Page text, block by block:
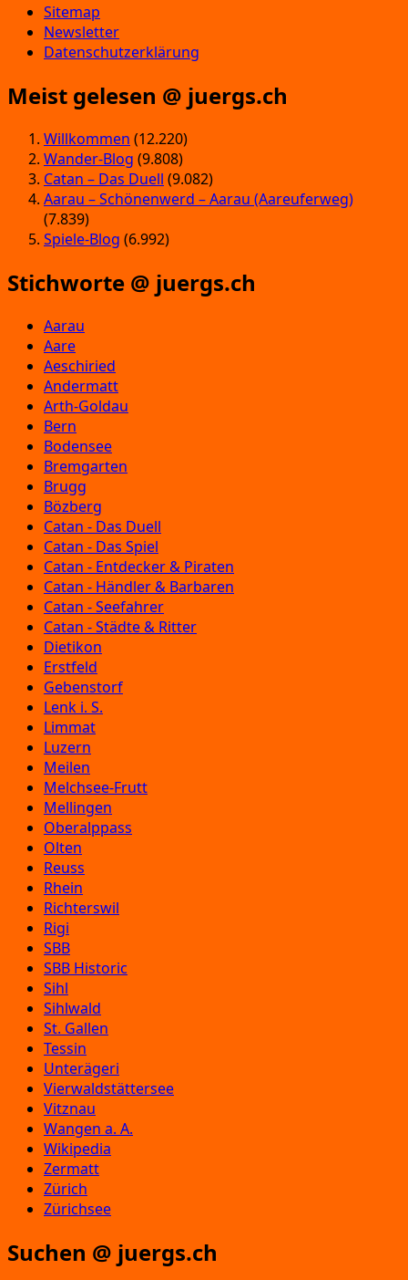
Sitemap
Newsletter
Datenschutzerklärung
Meist gelesen @ juergs.ch
Willkommen (12.220)
Wander-Blog (9.808)
Catan – Das Duell (9.082)
Aarau – Schönenwerd – Aarau (Aareuferweg)
(7.839)
Spiele-Blog (6.992)
Stichworte @ juergs.ch
Aarau
Aare
Aeschiried
Andermatt
Arth-Goldau
Bern
Bodensee
Bremgarten
Brugg
Bözberg
Catan - Das Duell
Catan - Das Spiel
Catan - Entdecker & Piraten
Catan - Händler & Barbaren
Catan - Seefahrer
Catan - Städte & Ritter
Dietikon
Erstfeld
Gebenstorf
Lenk i. S.
Limmat
Luzern
Meilen
Melchsee-Frutt
Mellingen
Oberalppass
Olten
Reuss
Rhein
Richterswil
Rigi
SBB
SBB Historic
Sihl
Sihlwald
St. Gallen
Tessin
Unterägeri
Vierwaldstättersee
Vitznau
Wangen a. A.
Wikipedia
Zermatt
Zürich
Zürichsee
Suchen @ juergs.ch